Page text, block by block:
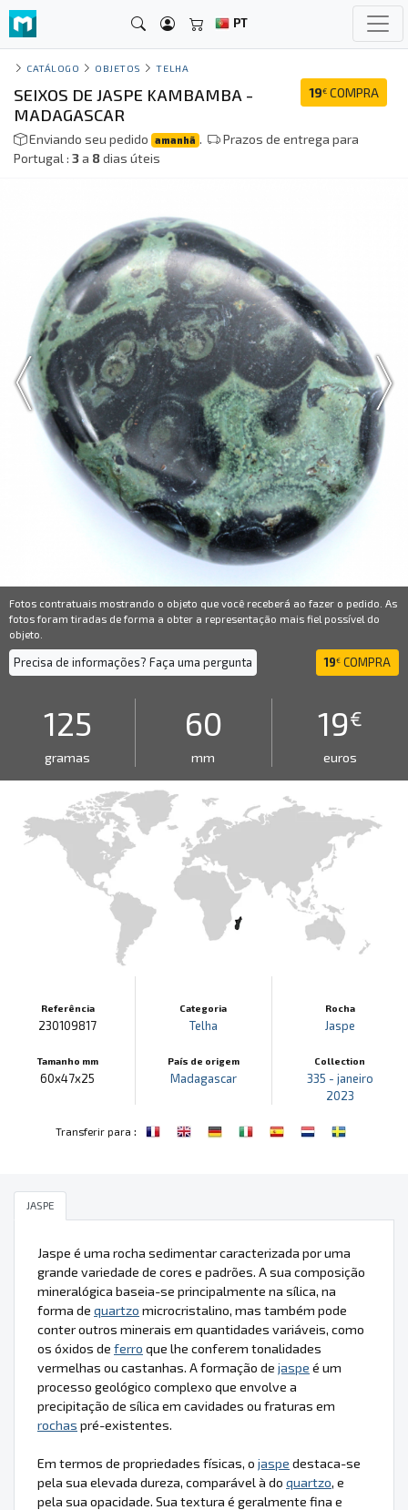
PT
CATÁLOGO OBJETOS TELHA
19€ COMPRA
SEIXOS DE JASPE KAMBAMBA -
MADAGASCAR
Enviando seu pedido amanhã .
Prazos de entrega para
Portugal : 3a 8dias úteis
Fotos contratuais mostrando o objeto que você receberá ao fazer o pedido. As
fotos foram tiradas de forma a obter a representação mais fiel possível do
objeto.
Precisa de informações? Faça uma pergunta 19€ COMPRA
125
gramas
60
mm
19€
euros
Referência
230109817
Tamanho mm
60x47x25
Categoria
Telha
País de origem
Madagascar
Rocha
Jaspe
Collection
335 - janeiro
2023
Transferir para :
JASPE
Jaspe é uma rocha sedimentar caracterizada por uma
grande variedade de cores e padrões. A sua composição
mineralógica baseia-se principalmente na sílica, na
forma de quartzo microcristalino, mas também pode
conter outros minerais em quantidades variáveis, como
os óxidos de ferro que lhe conferem tonalidades
vermelhas ou castanhas. A formação de jaspe é um
processo geológico complexo que envolve a
precipitação de sílica em cavidades ou fraturas em
rochas pré-existentes.
Em termos de propriedades físicas, o jaspe destaca-se
pela sua elevada dureza, comparável à do quartzo, e
pela sua opacidade. Sua textura é geralmente fina e